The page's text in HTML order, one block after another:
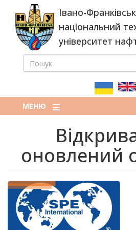
основного
вмісту
Івано-
національний
університет
ПОШУКОВА
ПОШУК
МЕНЮ
оновлений